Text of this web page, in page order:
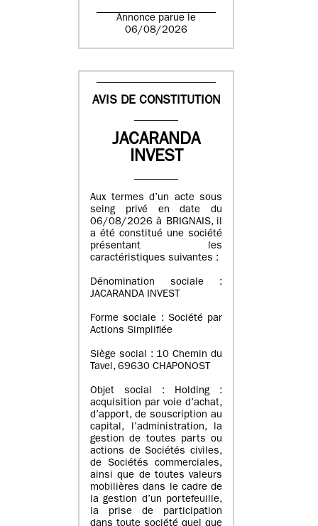
Annonce parue le
06/08/2026
AVIS DE CONSTITUTION
JACARANDA
INVEST
Aux termes d’un acte sous
seing privé en date du
06/08/2026 à BRIGNAIS, il
a été constitué une société
présentant les
caractéristiques suivantes :
Dénomination sociale :
JACARANDA INVEST
Forme sociale : Société par
Actions Simplifiée
Siège social : 10 Chemin du
Tavel, 69630 CHAPONOST
Objet social : Holding :
acquisition par voie d’achat,
d’apport, de souscription au
capital, l’administration, la
gestion de toutes parts ou
actions de Sociétés civiles,
de Sociétés commerciales,
ainsi que de toutes valeurs
mobilières dans le cadre de
la gestion d’un portefeuille,
la prise de participation